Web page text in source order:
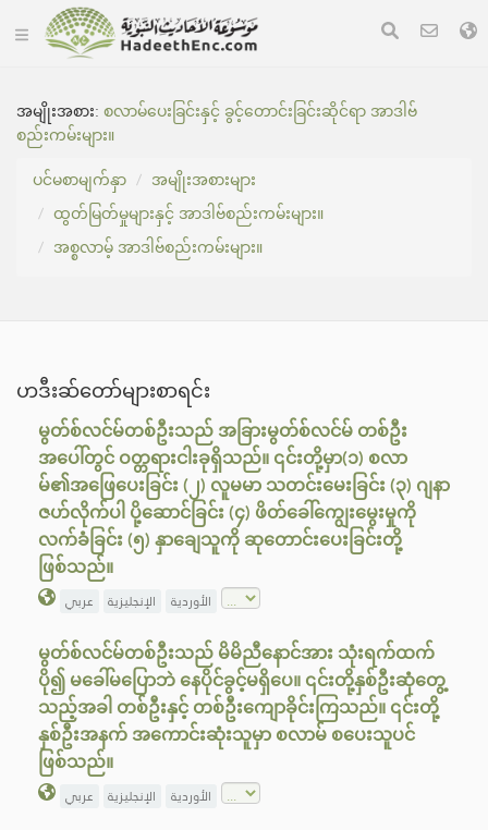
အမျိုးအစား:စလာမ်ပေးခြင်းနှင့် ခွင့်တောင်းခြင်းဆိုင်ရာ အာဒါဗ်
စည်းကမ်းများ။
ပင်မစာမျက်နှာ
အမျိုးအစားများ
ထွတ်မြတ်မှုများနှင့် အာဒါဗ်စည်းကမ်းများ။
အစ္စလာမ့် အာဒါဗ်စည်းကမ်းများ။
ဟဒီးဆ်တော်များစာရင်း
မွတ်စ်လင်မ်တစ်ဦးသည် အခြားမွတ်စ်လင်မ် တစ်ဦး
အပေါ်တွင် ဝတ္တရားငါးခုရှိသည်။ ၎င်းတို့မှာ(၁) စလာ
မ်၏အဖြေပေးခြင်း (၂) လူမမာ သတင်းမေးခြင်း (၃) ဂျနာ
ဇဟ်လိုက်ပါ ပို့ဆောင်ခြင်း (၄) ဖိတ်ခေါ်ကျွေးမွေးမှုကို
လက်ခံခြင်း (၅) နှာချေသူကို ဆုတောင်းပေးခြင်းတို့
ဖြစ်သည်။
عربي الإنجليزية الأوردية
မွတ်စ်လင်မ်တစ်ဦးသည် မိမိညီနောင်အား သုံးရက်ထက်
ပို၍ မခေါ်မပြောဘဲ နေပိုင်ခွင့်မရှိပေ။ ၎င်းတို့နှစ်ဦးဆုံတွေ့
သည့်အခါ တစ်ဦးနှင့် တစ်ဦးကျောခိုင်းကြသည်။ ၎င်းတို့
နှစ်ဦးအနက် အကောင်းဆုံးသူမှာ စလာမ် စပေးသူပင်
ဖြစ်သည်။
عربي الإنجليزية الأوردية